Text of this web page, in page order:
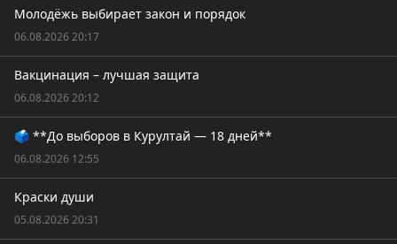
Молодёжь выбирает закон и порядок
06.08.2026 20:17
Вакцинация – лучшая защита
06.08.2026 20:12
🗳️ **До выборов в Курултай — 18 дней**
06.08.2026 12:55
Краски души
05.08.2026 20:31